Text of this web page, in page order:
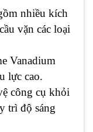
nhiều kích
vặn các loại
Vanadium
lực cao.
công cụ khỏi
trì độ sáng